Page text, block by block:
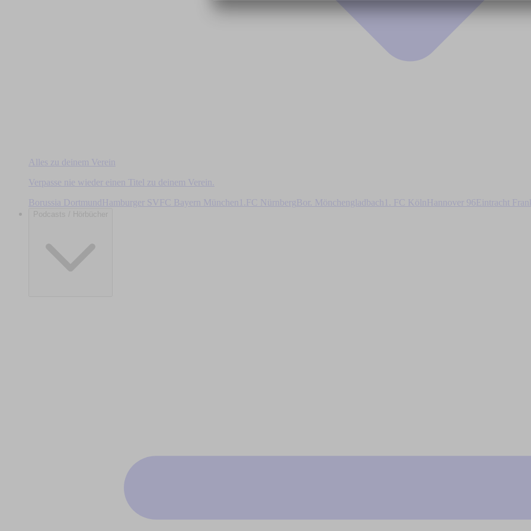
Alles zu deinem Verein
Verpasse nie wieder einen Titel zu deinem Verein.
Borussia DortmundHamburger SV FC Bayern München 1.FC Nürnberg Bor. Mönchengladbach 1. FC Köln Hannover 96Eintracht
Podcasts / Hörbücher